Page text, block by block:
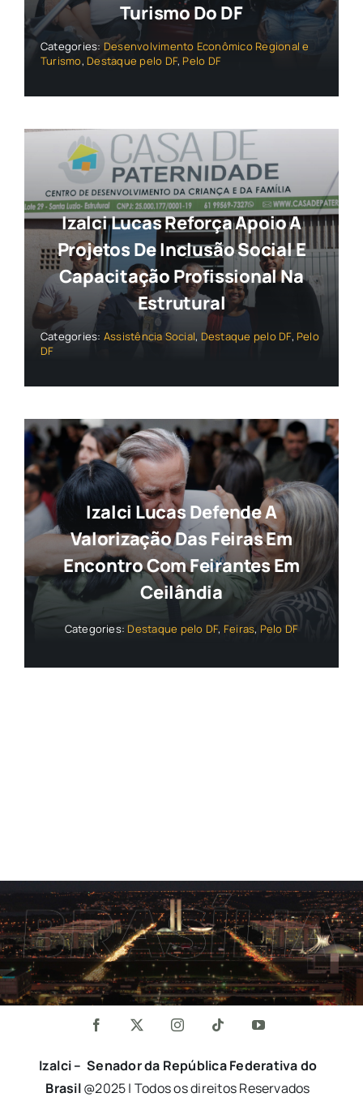
Turismo Do DF
Categories: Desenvolvimento Econômico Regional e
Turismo, Destaque pelo DF, Pelo DF
Izalci Lucas Reforça Apoio A
Projetos De Inclusão Social E
Capacitação Profissional Na
Estrutural
Categories: Assistência Social, Destaque pelo DF, Pelo
DF
Izalci Lucas Defende A
Valorização Das Feiras Em
Encontro Com Feirantes Em
Ceilândia
Categories: Destaque pelo DF, Feiras, Pelo DF
Izalci – Senador da República Federativa do
Brasil@2025 | Todos os direitos Reservados